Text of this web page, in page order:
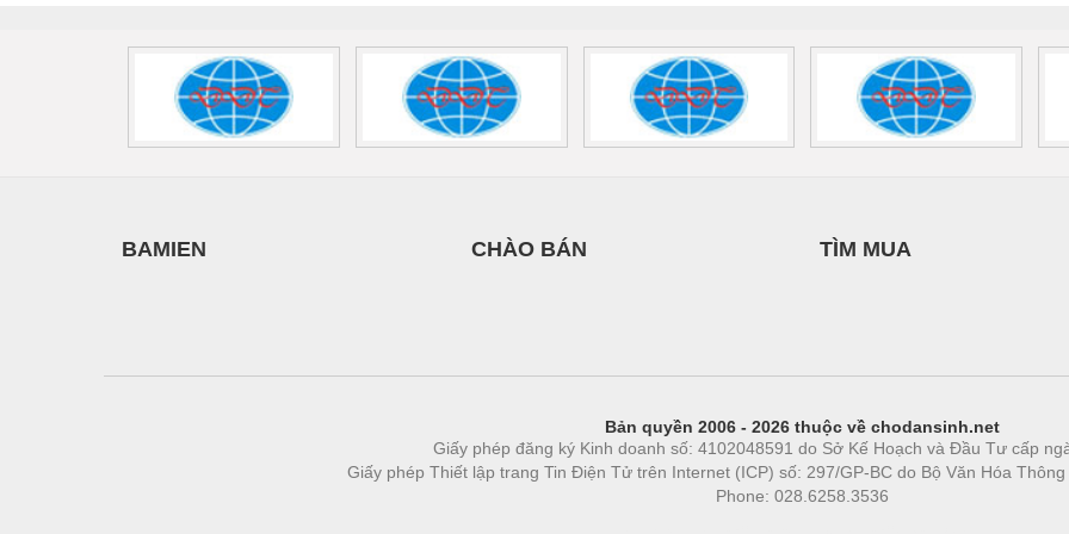
Thiết bị sơn - Sơn
Thiết bị nhà bếp
Thiết bị nhiệt
BAMIEN CHÀO BÁN TÌM MUA
Bản quyền 2006 - 2026 thuộc về chodansinh.net
Giấy phép đăng ký Kinh doanh số: 4102048591 do Sở Kế Hoạch và Đầu Tư cấp
Giấy phép Thiết lập trang Tin Điện Tử trên Internet (ICP) số: 297/GP-BC do Bộ Văn Hóa
Phone: 028.6258.3536